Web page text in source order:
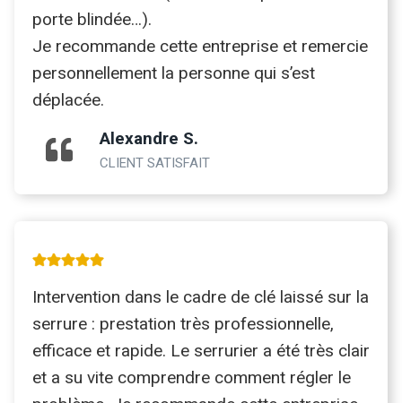
porte blindée…).
Je recommande cette entreprise et remercie
personnellement la personne qui s’est
déplacée.
Alexandre S.
CLIENT SATISFAIT
Intervention dans le cadre de clé laissé sur la
serrure : prestation très professionnelle,
efficace et rapide. Le serrurier a été très clair
et a su vite comprendre comment régler le